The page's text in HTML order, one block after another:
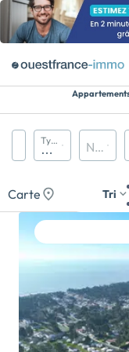
Région, département, ville,
Maison
Types de biens Nombre de pièces
Carte Tri